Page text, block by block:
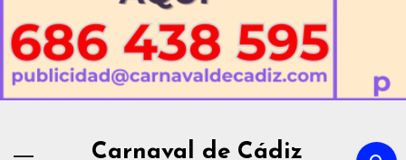
Carnaval de Cádiz